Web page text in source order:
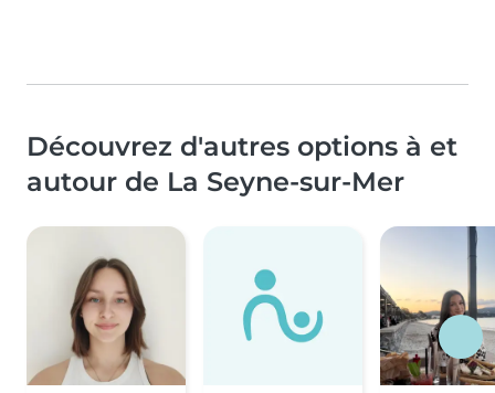
Découvrez d'autres options à et
autour de La Seyne-sur-Mer